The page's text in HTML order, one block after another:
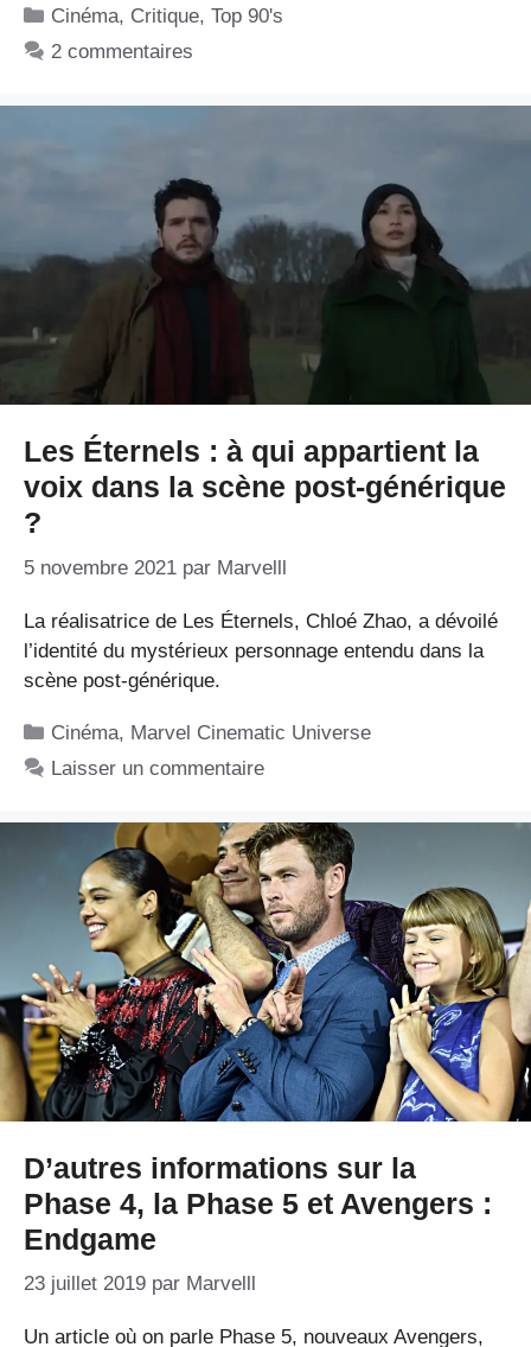
Catégories
Cinéma, Critique,Top 90's
2 commentaires
Les Éternels : à qui appartient la
voix dans la scène post-générique
?
5 novembre 2021 par Marvelll
La réalisatrice de Les Éternels, Chloé Zhao, a dévoilé
l’identité du mystérieux personnage entendu dans la
scène post-générique.
Catégories
Cinéma, Marvel Cinematic Universe
Laisser un commentaire
D’autres informations sur la
Phase 4, la Phase 5 et Avengers :
Endgame
23 juillet 2019 par Marvelll
Un article où on parle Phase 5, nouveaux Avengers,